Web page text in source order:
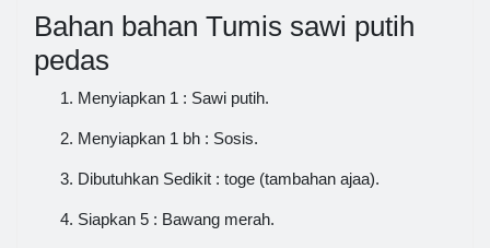
Bahan bahan Tumis sawi putih
pedas
Menyiapkan 1 : Sawi putih.
Menyiapkan 1 bh : Sosis.
Dibutuhkan Sedikit : toge (tambahan ajaa).
Siapkan 5 : Bawang merah.